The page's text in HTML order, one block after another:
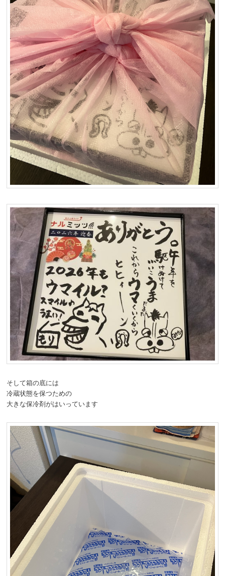
そして箱の底には
冷蔵状態を保つための
大きな保冷剤がはいっています